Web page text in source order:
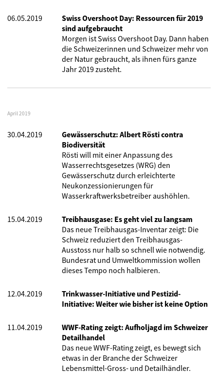
06.05.2019
Swiss Overshoot Day: Ressourcen für 2019
sind aufgebraucht
Morgen ist Swiss Overshoot Day. Dann haben
die Schweizerinnen und Schweizer mehr von
der Natur gebraucht, als ihnen fürs ganze
Jahr 2019 zusteht.
April 2019
30.04.2019
Gewässerschutz: Albert Rösti contra
Biodiversität
Rösti will mit einer Anpassung des
Wasserrechtsgesetzes (WRG) den
Gewässerschutz durch erleichterte
Neukonzessionierungen für
Wasserkraftwerksbetreiber aushöhlen.
15.04.2019
Treibhausgase: Es geht viel zu langsam
Das neue Treibhausgas-Inventar zeigt: Die
Schweiz reduziert den Treibhausgas-
Ausstoss nur halb so schnell wie notwendig.
Bundesrat und Umweltkommission wollen
dieses Tempo noch halbieren.
12.04.2019
Trinkwasser-Initiative und Pestizid-
Initiative: Weiter wie bisher ist keine Option
11.04.2019
WWF-Rating zeigt: Aufholjagd im Schweizer
Detailhandel
Das neue WWF-Rating zeigt, es bewegt sich
etwas in der Branche der Schweizer
Lebensmittel-Gross- und Detailhändler.